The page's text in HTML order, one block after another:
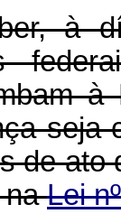
à
seja
de ato
naLeinº